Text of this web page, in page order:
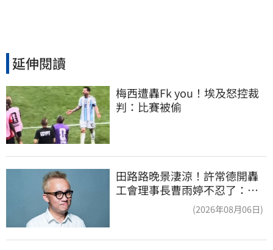
延伸閱讀
梅西遭轟Fk you！埃及怒控裁
判：比賽被偷
田路路晚景淒涼！許常德開轟
工會理事長曹雨婷不忍了：別
(2026年08月06日)